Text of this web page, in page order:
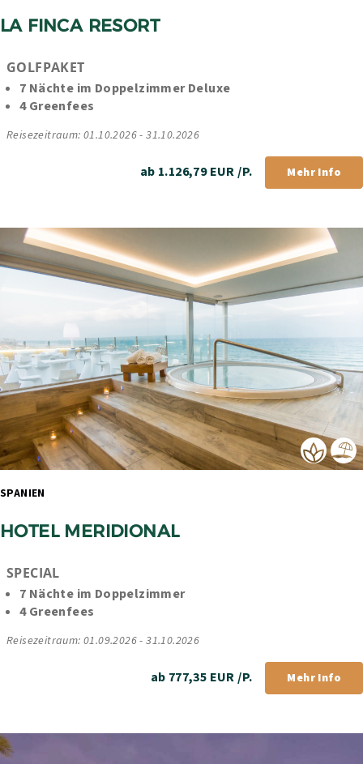
LA FINCA RESORT
GOLFPAKET
7 Nächte im Doppelzimmer Deluxe
4 Greenfees
Reisezeitraum: 01.10.2026 - 31.10.2026
ab 1.126,79 EUR /P. Mehr Info
HOTEL MERIDIONAL
SPECIAL
7 Nächte im Doppelzimmer
4 Greenfees
Reisezeitraum: 01.09.2026 - 31.10.2026
ab 777,35 EUR /P. Mehr Info